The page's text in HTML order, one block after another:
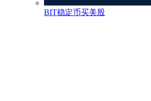
BIT稳定币买美股